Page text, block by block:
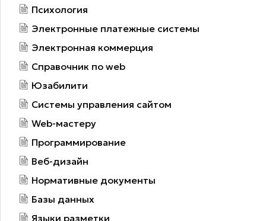
Психология
Электронные платежные системы
Электронная коммерция
Справочник по web
Юзабилити
Системы управления сайтом
Web-мастеру
Программирование
Веб-дизайн
Нормативные документы
Базы данных
Языки разметки